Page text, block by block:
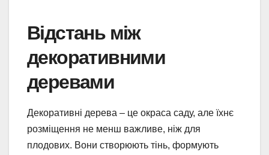
Відстань між
декоративними
деревами
Декоративні дерева – це окраса саду, але їхнє
розміщення не менш важливе, ніж для
плодових. Вони створюють тінь, формують